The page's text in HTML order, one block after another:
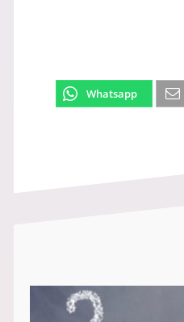
Whatsapp